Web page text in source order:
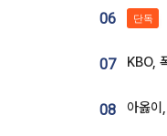
06 단독
07
08